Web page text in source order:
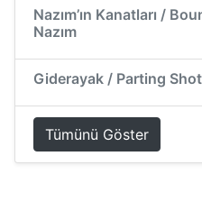
Nazım’ın Kanatları /
Nazım
Giderayak / Parting Shot
Tümünü Göster